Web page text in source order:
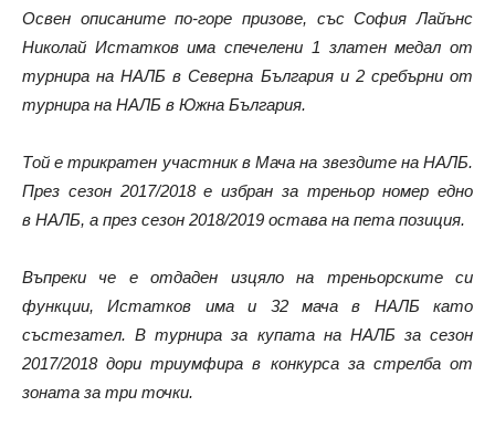
Освен описаните по-горе призове, със София Лайънс
Николай Истатков има спечелени 1 златен медал от
турнира на НАЛБ в Северна България и 2 сребърни от
турнира на НАЛБ в Южна България.
Той е трикратен участник в Мача на звездите на НАЛБ.
През сезон 2017/2018 е избран за треньор номер едно
в НАЛБ, а през сезон 2018/2019 остава на пета позиция.
Въпреки че е отдаден изцяло на треньорските си
функции, Истатков има и 32 мача в НАЛБ като
състезател. В турнира за купата на НАЛБ за сезон
2017/2018 дори триумфира в конкурса за стрелба от
зоната за три точки.